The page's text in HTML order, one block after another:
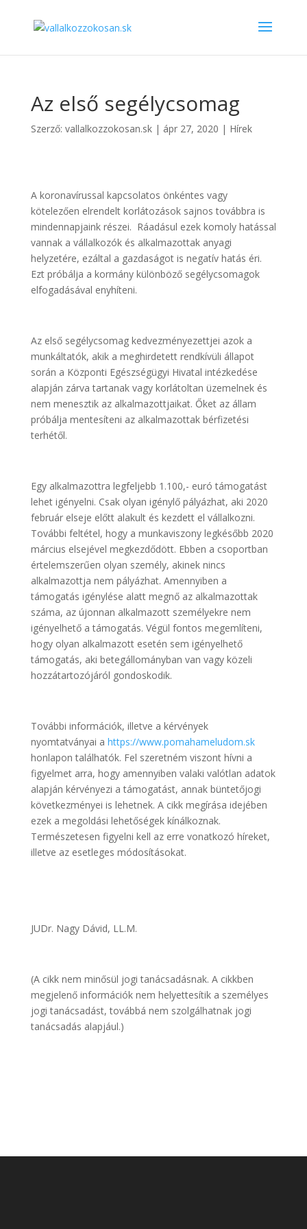
Az első segélycsomag
Szerző: vallalkozzokosan.sk| ápr 27, 2020 | Hírek
A koronavírussal kapcsolatos önkéntes vagy
kötelezően elrendelt korlátozások sajnos továbbra is
mindennapjaink részei. Ráadásul ezek komoly hatással
vannak a vállalkozók és alkalmazottak anyagi
helyzetére, ezáltal a gazdaságot is negatív hatás éri.
Ezt próbálja a kormány különböző segélycsomagok
elfogadásával enyhíteni.
Az első segélycsomag kedvezményezettjei azok a
munkáltatók, akik a meghirdetett rendkívüli állapot
során a Központi Egészségügyi Hivatal intézkedése
alapján zárva tartanak vagy korlátoltan üzemelnek és
nem menesztik az alkalmazottjaikat. Őket az állam
próbálja mentesíteni az alkalmazottak bérfizetési
terhétől.
Egy alkalmazottra legfeljebb 1.100,- euró támogatást
lehet igényelni. Csak olyan igénylő pályázhat, aki 2020
február elseje előtt alakult és kezdett el vállalkozni.
További feltétel, hogy a munkaviszony legkésőbb 2020
március elsejével megkezdődött. Ebben a csoportban
értelemszerűen olyan személy, akinek nincs
alkalmazottja nem pályázhat. Amennyiben a
támogatás igénylése alatt megnő az alkalmazottak
száma, az újonnan alkalmazott személyekre nem
igényelhető a támogatás. Végül fontos megemlíteni,
hogy olyan alkalmazott esetén sem igényelhető
támogatás, aki betegállományban van vagy közeli
hozzátartozójáról gondoskodik.
További információk, illetve a kérvények
nyomtatványai a https://www.pomahameludom.sk
honlapon találhatók. Fel szeretném viszont hívni a
figyelmet arra, hogy amennyiben valaki valótlan adatok
alapján kérvényezi a támogatást, annak büntetőjogi
következményei is lehetnek. A cikk megírása idejében
ezek a megoldási lehetőségek kínálkoznak.
Természetesen figyelni kell az erre vonatkozó híreket,
illetve az esetleges módosításokat.
JUDr. Nagy Dávid, LL.M.
(A cikk nem minősül jogi tanácsadásnak. A cikkben
megjelenő információk nem helyettesítik a személyes
jogi tanácsadást, továbbá nem szolgálhatnak jogi
tanácsadás alapjául.)